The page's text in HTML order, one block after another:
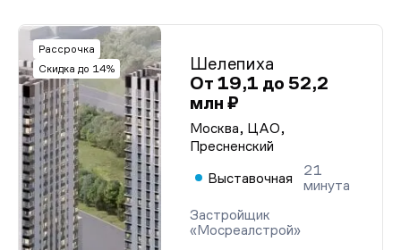
Рассрочка
Скидка до 14%
Шелепиха
От 19,1 до 52,2
млн ₽
Москва, ЦАО,
Пресненский
Выставочная
21
минута
Застройщик
«Мосреалстрой»